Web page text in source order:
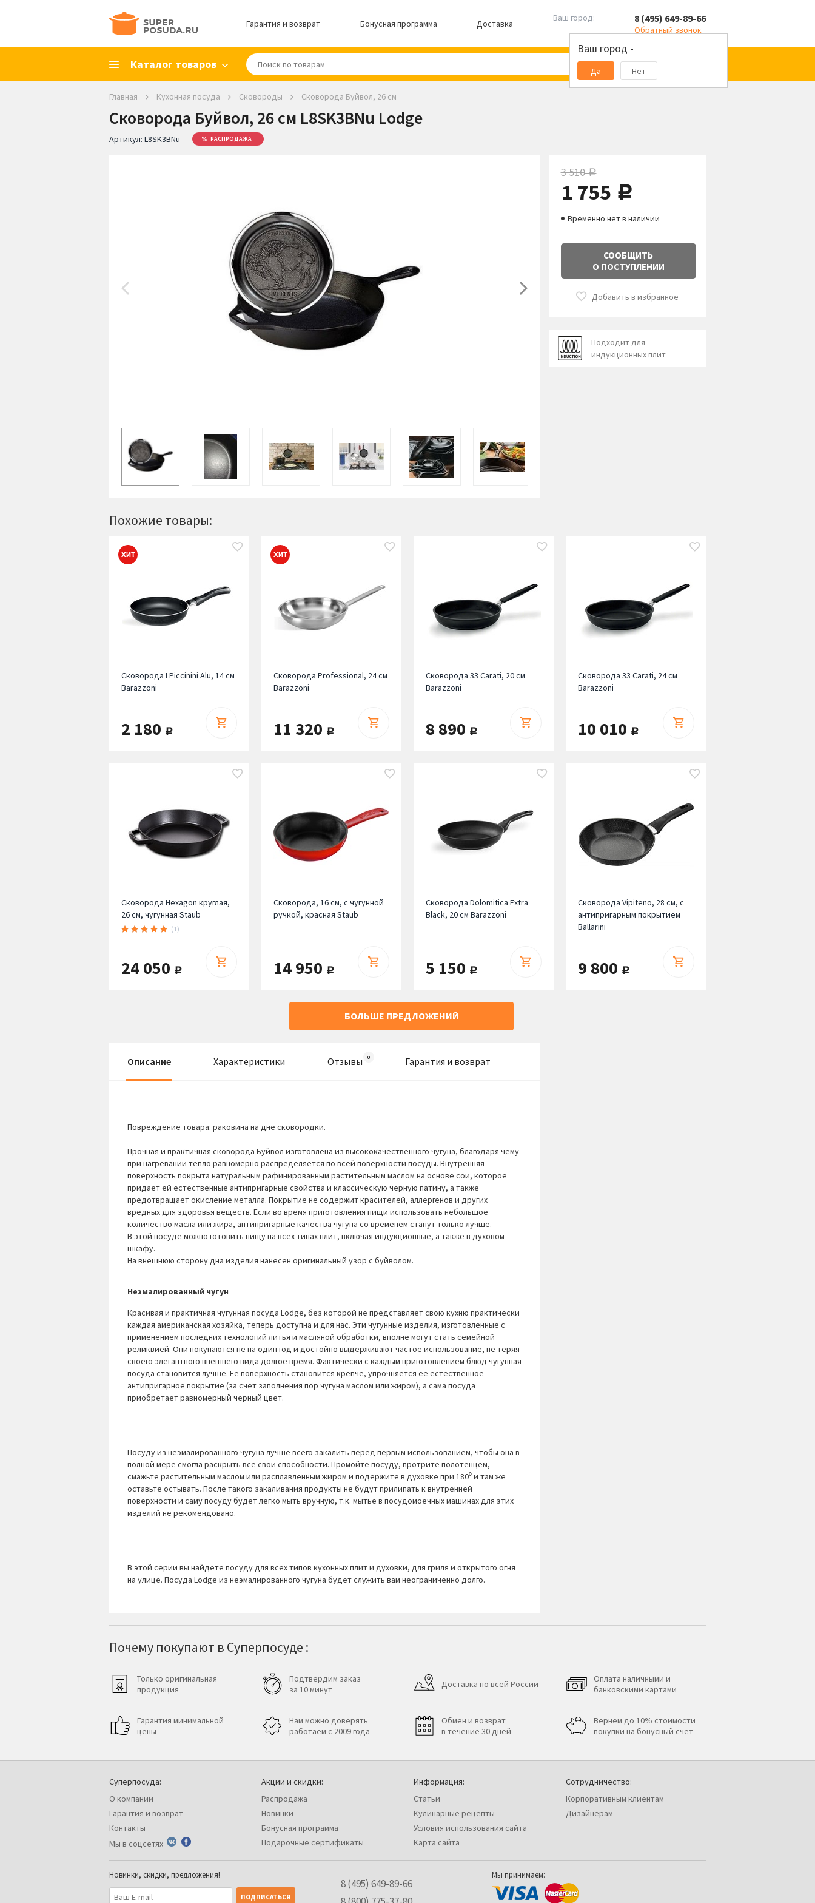
Гарантия и возврат Бонусная программа Доставка
Ваш город:
Ваш город -
Да Нет
8 (495) 649-89-66
Обратный звонок
Каталог товаров
Главная Кухонная посуда Сковороды Сковорода Буйвол, 26 см
Сковорода Буйвол, 26 см L8SK3BNu Lodge
Артикул: L8SK3BNu РАСПРОДАЖА
3 510руб.
1 755 руб.
Временно нет в наличии
СООБЩИТЬ
О ПОСТУПЛЕНИИ
Добавить в избранное
Подходит для
индукционных плит
Похожие товары:
Сковорода I Piccinini Alu, 14 см
Barazzoni
2 180 руб.
Сковорода Professional, 24 см
Barazzoni
11 320 руб.
Сковорода 33 Carati, 20 см
Barazzoni
8 890 руб.
Сковорода 33 Carati, 24 см
Barazzoni
10 010 руб.
Сковорода Hexagon круглая,
26 см, чугунная Staub
(1)
24 050 руб.
Сковорода, 16 см, с чугунной
ручкой, красная Staub
14 950 руб.
Сковорода Dolomitica Extra
Black, 20 см Barazzoni
5 150 руб.
Сковорода Vipiteno, 28 см, c
антипригарным покрытием
Ballarini
9 800 руб.
БОЛЬШЕ ПРЕДЛОЖЕНИЙ
Описание Характеристики Отзывы Гарантия и возврат
Повреждение товара: раковина на дне сковородки.
Прочная и практичная сковорода Буйвол изготовлена из высококачественного чугуна, благодаря чему
при нагревании тепло равномерно распределяется по всей поверхности посуды. Внутренняя
поверхность покрыта натуральным рафинированным растительным маслом на основе сои, которое
придает ей естественные антипригарные свойства и классическую черную патину, а также
предотвращает окисление металла. Покрытие не содержит красителей, аллергенов и других
вредных для здоровья веществ. Если во время приготовления пищи использовать небольшое
количество масла или жира, антипригарные качества чугуна со временем станут только лучше.
В этой посуде можно готовить пищу на всех типах плит, включая индукционные, а также в духовом
шкафу.
На внешнюю сторону дна изделия нанесен оригинальный узор с буйволом.
Неэмалированный чугун
Красивая и практичная чугунная посуда Lodge, без которой не представляет свою кухню практически
каждая американская хозяйка, теперь доступна и для нас. Эти чугунные изделия, изготовленные с
применением последних технологий литья и масляной обработки, вполне могут стать семейной
реликвией. Они покупаются не на один год и достойно выдерживают частое использование, не теряя
своего элегантного внешнего вида долгое время. Фактически с каждым приготовлением блюд чугунная
посуда становится лучше. Ее поверхность становится крепче, упрочняется ее естественное
антипригарное покрытие (за счет заполнения пор чугуна маслом или жиром), а сама посуда
приобретает равномерный черный цвет.
Посуду из неэмалированного чугуна лучше всего закалить перед первым использованием, чтобы она в
полной мере смогла раскрыть все свои способности. Промойте посуду, протрите полотенцем,
смажьте растительным маслом или расплавленным жиром и подержите в духовке при 180⁰ и там же
оставьте остывать. После такого закаливания продукты не будут прилипать к внутренней
поверхности и саму посуду будет легко мыть вручную, т.к. мытье в посудомоечных машинах для этих
изделий не рекомендовано.
В этой серии вы найдете посуду для всех типов кухонных плит и духовки, для гриля и открытого огня
на улице. Посуда Lodge из неэмалированного чугуна будет служить вам неограниченно долго.
Почему покупают в Суперпосуде :
Только оригинальная
продукция
Гарантия минимальной
цены
Подтвердим заказ
за 10 минут
Нам можно доверять
работаем с 2009 года
Доставка по всей России
Обмен и возврат
в течение 30 дней
Оплата наличными и
банковскими картами
Вернем до 10% стоимости
покупки на бонусный счет
Суперпосуда:
О компании
Гарантия и возврат
Контакты
Мы в соцсетях
Акции и скидки:
Распродажа
Новинки
Бонусная программа
Подарочные сертификаты
Информация:
Статьи
Кулинарные рецепты
Условия использования сайта
Карта сайта
Сотрудничество:
Корпоративным клиентам
Дизайнерам
Новинки, скидки, предложения!
8 (495) 649-89-66
Мы принимаем: